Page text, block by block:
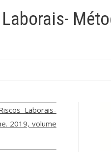
Laborais-
2019, volume